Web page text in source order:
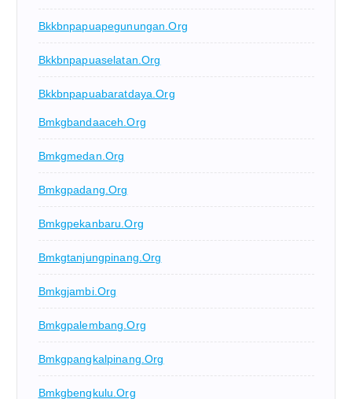
Bkkbnpapuapegunungan.org
Bkkbnpapuaselatan.org
Bkkbnpapuabaratdaya.org
Bmkgbandaaceh.org
Bmkgmedan.org
Bmkgpadang.org
Bmkgpekanbaru.org
Bmkgtanjungpinang.org
Bmkgjambi.org
Bmkgpalembang.org
Bmkgpangkalpinang.org
Bmkgbengkulu.org